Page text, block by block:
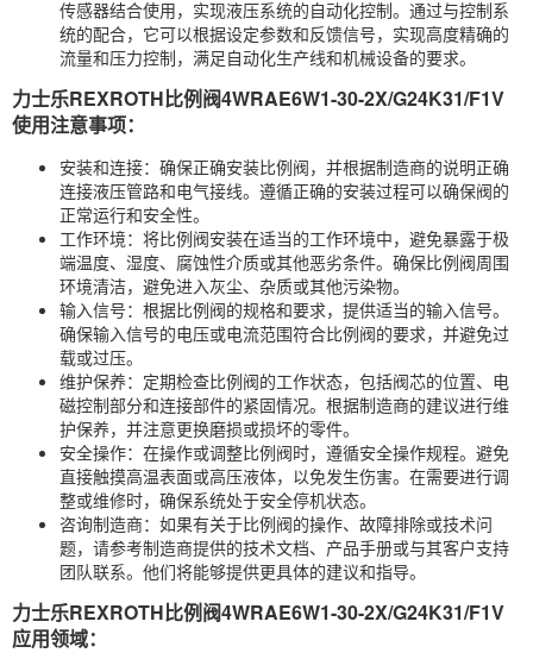
传感器结合使用，实现液压系统的自动化控制。通过与控制系
统的配合，它可以根据设定参数和反馈信号，实现高度精确的
流量和压力控制，满足自动化生产线和机械设备的要求。
力士乐REXROTH比例阀4WRAE6W1-30-2X/G24K31/F1V
使用注意事项：
安装和连接：确保正确安装比例阀，并根据制造商的说明正确
连接液压管路和电气接线。遵循正确的安装过程可以确保阀的
正常运行和安全性。
工作环境：将比例阀安装在适当的工作环境中，避免暴露于极
端温度、湿度、腐蚀性介质或其他恶劣条件。确保比例阀周围
环境清洁，避免进入灰尘、杂质或其他污染物。
输入信号：根据比例阀的规格和要求，提供适当的输入信号。
确保输入信号的电压或电流范围符合比例阀的要求，并避免过
载或过压。
维护保养：定期检查比例阀的工作状态，包括阀芯的位置、电
磁控制部分和连接部件的紧固情况。根据制造商的建议进行维
护保养，并注意更换磨损或损坏的零件。
安全操作：在操作或调整比例阀时，遵循安全操作规程。避免
直接触摸高温表面或高压液体，以免发生伤害。在需要进行调
整或维修时，确保系统处于安全停机状态。
咨询制造商：如果有关于比例阀的操作、故障排除或技术问
题，请参考制造商提供的技术文档、产品手册或与其客户支持
团队联系。他们将能够提供更具体的建议和指导。
力士乐REXROTH比例阀4WRAE6W1-30-2X/G24K31/F1V
应用领域：